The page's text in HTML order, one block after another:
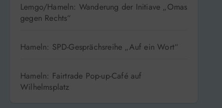
Lemgo/Hameln: Wanderung der Initiave „Omas
gegen Rechts“
Hameln: SPD-Gesprächsreihe „Auf ein Wort“
Hameln: Fairtrade Pop-up-Café auf
Wilhelmsplatz